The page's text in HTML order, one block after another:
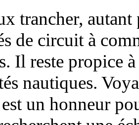
trancher, autant
de circuit à
Il reste propice
nautiques.
un honneur